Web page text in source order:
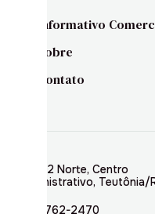
Informativo
Sobre
Contato
Rua 02 Norte, Centro
Administrativo, Teutônia/
(51) 3762-2470